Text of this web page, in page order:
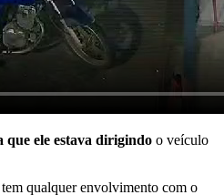
que ele estava dirigindo o veículo
qualquer envolvimento com o